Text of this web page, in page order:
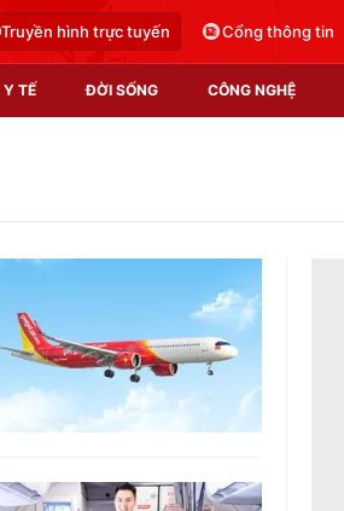
Truyền hình trực tuyến Cổng thông tin
Y TẾ ĐỜI SỐNG CÔNG NGHỆ
Shorts video
Podcast
EMagazine
Photo